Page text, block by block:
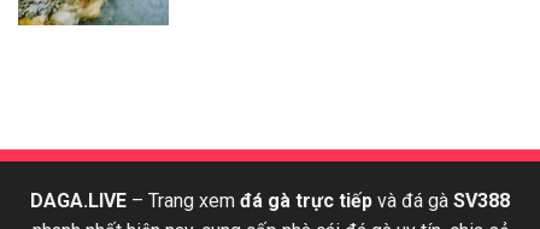
DAGA.LIVE – Trang xem đá gà trực tiếp và đá gà SV388